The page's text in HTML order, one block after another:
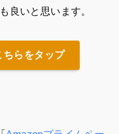
良いと思います。
ちらをタップ